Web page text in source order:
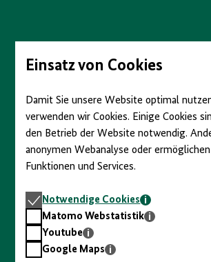
Seiteninhalt
springenEinsatz von Cookies
Damit Sie unsere Website optimal
verwenden wir Cookies. Einige Cookies
den Betrieb der Website notwendig.
anonymen Webanalyse oder
Funktionen und Services.
Notwendige
Cookies
Notwendige Cookies
Matomo
Webstatistik
Matomo Webstatistik
Youtube
Youtube
GoogleGoogle Maps